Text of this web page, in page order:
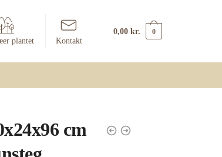
plantet Kontakt
0,00 kr. 0
cm